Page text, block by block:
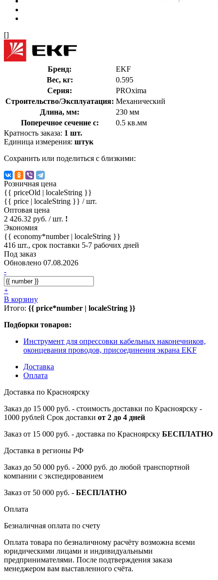
[]
Бренд:
EKF
Вес, кг:
0.595
Серия:
PROxima
Строительство/Эксплуатация: Механический
Длина, мм:
230 мм
Поперечное сечение с:
0.5 кв.мм
Кратность заказа: 1 шт.
Единица измерения: штук
Сохранить или поделиться с близкими:
Розничная цена
{{ priceOld | localeString }}
{{ price | localeString }} / шт.
Оптовая цена
2 426.32 руб. / шт. !
Экономия
{{ economy*number | localeString }}
416 шт., срок поставки 5-7 рабочих дней
Под заказ
Обновлено 07.08.2026
-
+
В корзину
Итого: {{ price*number | localeString }}
Подборки товаров:
Инструмент для опрессовки кабельных наконечников,
оконцевания проводов, присоединения экрана EKF
Доставка
Оплата
Доставка по Красноярску
Заказ до 15 000 руб. - стоимость доставки по Красноярску -
1000 рублей Срок доставки от 2 до 4 дней
Заказ от 15 000 руб. - доставка по Красноярску БЕСПЛАТНО
Доставка в регионы РФ
Заказ до 50 000 руб. - 2000 руб. до любой транспортной
компании с экспедированием
Заказ от 50 000 руб. - БЕСПЛАТНО
Оплата
Безналичная оплата по счету
Оплата товара по безналичному расчёту возможна всеми
юридическими лицами и индивидуальными
предпринимателями. После подтверждения заказа
менеджером вам выставленного счёта.